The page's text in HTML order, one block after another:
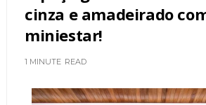
cinza e amadeirado
miniestar!
1 MINUTE READ